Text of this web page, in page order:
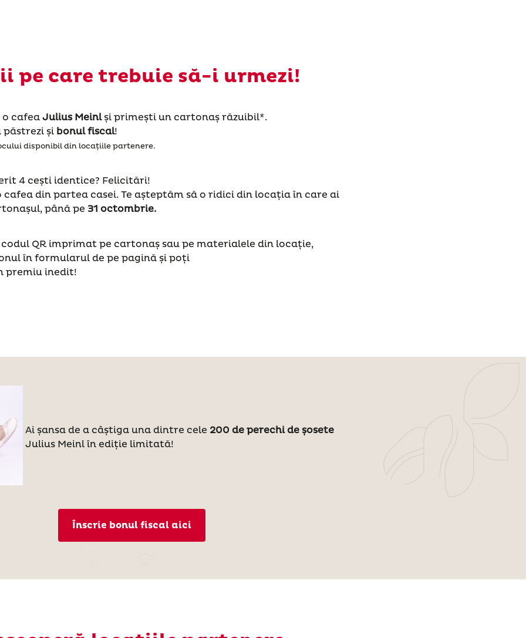
pe care trebuie să-i urmezi!
o cafea Julius Meinlși primești un cartonaș răzuibil*.
păstrezi și bonul fiscal!
disponibil din locațiile partenere.
4 cești identice? Felicitări!
cafea din partea casei. Te așteptăm să o ridici din locația în care ai
până pe 31 octombrie.
codul QR imprimat pe cartonaș sau pe materialele din locație,
în formularul de pe pagină și poți
premiu inedit!
Ai șansa de a câștiga una dintre cele 200 de perechi de șosete
Julius Meinl în ediție limitată!
Înscrie bonul fiscal aici